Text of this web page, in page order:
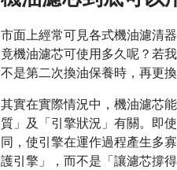
市面上經常可見各式機油濾清
竟機油濾芯可使用多久呢？若
不是第二次換油保養時，再更
其實在實際情況中，機油濾芯
質」及「引擎狀況」有關。即
同，使引擎在運作過程產生多
護引擎」，而不是「讓濾芯撐得